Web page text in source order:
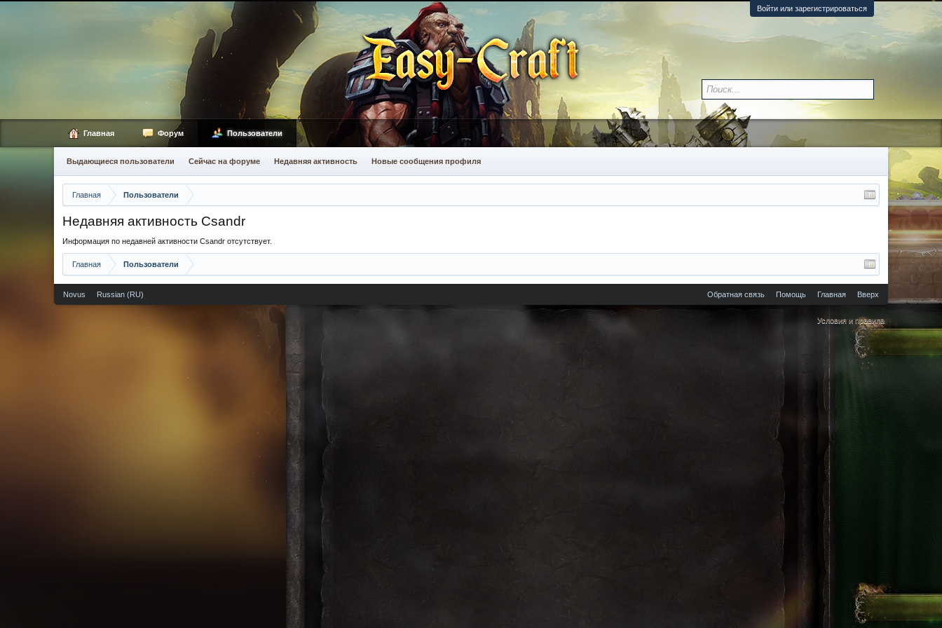
Войти или зарегистрироваться
Главная Пользователи
Недавняя активность Csandr
Информация по недавней активности Csandr отсутствует.
Главная Пользователи
Главная Форум Пользователи
Выдающиеся пользователи Сейчас на форуме Недавняя активность Новые сообщения профиля
Novus Russian (RU) Обратная связь Помощь Главная Вверх
Условия и правила